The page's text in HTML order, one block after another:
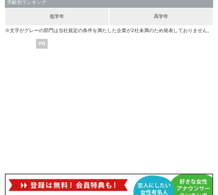
学齢別ランキング
低学年 高学年
※文字がグレーの部門は当社規定の条件を満たした企業が2社未満のため発表しておりません。
PR